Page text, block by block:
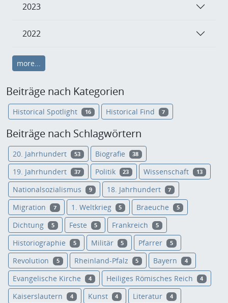
2023
2022
more...
Beiträge nach Kategorien
Historical Spotlight 16 Historical Find 7
Beiträge nach Schlagwörtern
20. Jahrhundert 53 Biografie 38
19. Jahrhundert 37 Politik 23 Wissenschaft 13
Nationalsozialismus 9 18. Jahrhundert 7
Migration 7 1. Weltkrieg 5 Braeuche 5
Dichtung 5 Feste 5 Frankreich 5
Historiographie 5 Militär 5 Pfarrer 5
Revolution 5 Rheinland-Pfalz 5 Bayern 4
Evangelische Kirche 4 Heiliges Römisches Reich 4
Kaiserslautern 4 Kunst 4 Literatur 4